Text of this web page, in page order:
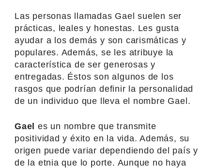
Las personas llamadas Gael suelen ser
prácticas, leales y honestas. Les gusta
ayudar a los demás y son carismáticas y
populares. Además, se les atribuye la
característica de ser generosas y
entregadas. Éstos son algunos de los
rasgos que podrían definir la personalidad
de un individuo que lleva el nombre Gael.
Gael es un nombre que transmite
positividad y éxito en la vida. Además, su
origen puede variar dependiendo del país y
de la etnia que lo porte. Aunque no haya